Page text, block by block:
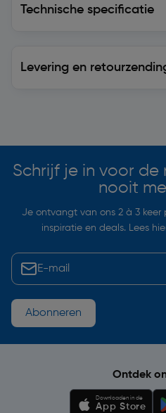
Technische specificatie
Levering en
Schrijf je in voor de
nooit
Je ontvangt van ons 2 à 3
inspiratie en deals. Lees
Abonneren
Ontdek
Downloaden in de
App Store